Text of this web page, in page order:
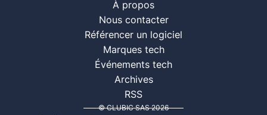
À propos
Nous contacter
Référencer un logiciel
Marques tech
Événements tech
Archives
RSS
© CLUBIC SAS 2026